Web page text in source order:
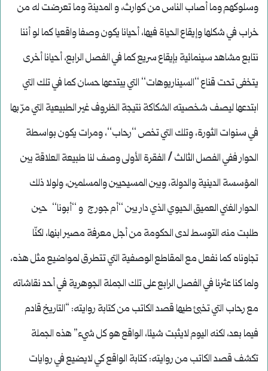
وسلوكهم وما أصاب الناس من كوارث، و المدينة وما تعرضت له من
خراب في شكلها وإيقاع الحياة فيها، أحيانا يكون وصفا واقعيا كما لو أننا
نتابع مشاهد سينمائية بإيقاع سريع كما في الفصل الرابع، أحيانا أخرى
يتخفى تحت قناع ‘‘السيناريوهات‘‘ التي يبتدعها حسان كما في تلك التي
ابتدعها ليصف شخصيته الشكاكة نتيجة الظروف غير الطبيعية التي مرّ بها
في سنوات الثورة، وتلك التي تخص ‘‘رحاب‘‘، ومرات يكون بواسطة
الحوار ففي الفصل الثالث / الفقرة الأولى وصف لنا طبيعة العلاقة بين
المؤسسة الدينية والدولة، وبين المسيحيين والمسلمين، ولولا ذلك
الحوار الغني العميق الحيوي الذي دار بين ‘‘أم جورج و ‘‘أبونا‘‘ حين
طلبت منه التوسط لدى الحكومة من أجل معرفة مصير ابنها، لكنّا
تجاوناه كما نفعل مع المقاطع الوصفية التي تتطرق لمواضيع مثل هذه،
ولما كنا عثرنا في الفصل الرابع على تلك الجملة الجوهرية في أحد نقاشاته
مع رحاب التي تخبئ طيها قصد الكاتب من كتابة روايته: “التاريخ قادم
فيما بعد، لكنه اليوم لايثبت شيئا، الواقع هو كل شيء” هذه الجملة
تكشف قصد الكاتب من روايته: كتابة الواقع كي لايضيع في روايات